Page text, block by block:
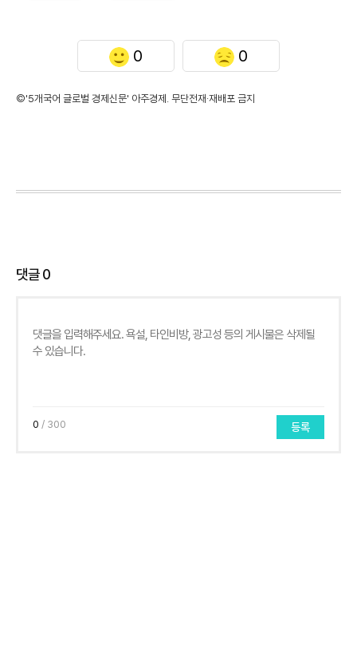
0 0
©'5개국어 글로벌 경제신문' 아주경제. 무단전재·재배포 금지
댓글0
0 / 300 등록